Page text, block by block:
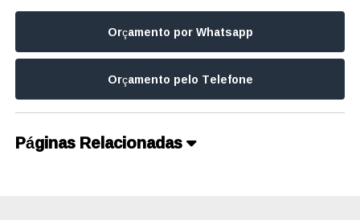
Orçamento por Whatsapp
Orçamento pelo Telefone
Páginas Relacionadas